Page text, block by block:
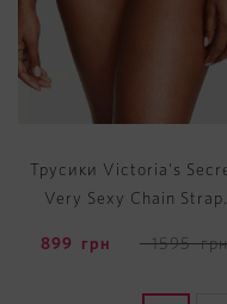
Трусики Victoria's
Very Sexy Chain Strap
899
грн 1595грн